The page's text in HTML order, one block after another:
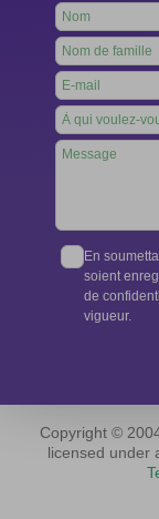
Leave
this
field
blank
En
soient
de
vigueur.
Copyright ©
licensed under